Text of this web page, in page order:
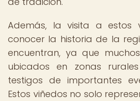
Además, la visita a estos
conocer la historia de la
encuentran, ya que
ubicados en zonas
testigos de importantes
Estos viñedos no solo